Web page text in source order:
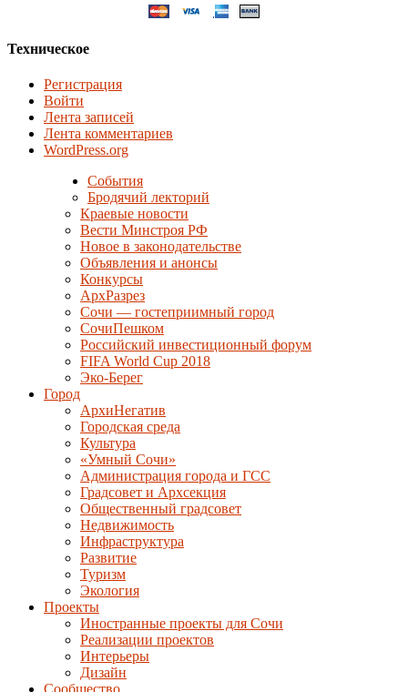
Техническое
Регистрация
Войти
Лента записей
Лента комментариев
WordPress.org
События
Бродячий лекторий
Краевые новости
Вести Минстроя РФ
Новое в законодательстве
Объявления и анонсы
Конкурсы
АрхРазрез
Сочи — гостеприимный город
СочиПешком
Российский инвестиционный форум
FIFA World Cup 2018
Эко-Берег
Город
АрхиНегатив
Городская среда
Культура
«Умный Сочи»
Администрация города и ГСС
Градсовет и Архсекция
Общественный градсовет
Недвижимость
Инфраструктура
Развитие
Туризм
Экология
Проекты
Иностранные проекты для Сочи
Реализации проектов
Интерьеры
Дизайн